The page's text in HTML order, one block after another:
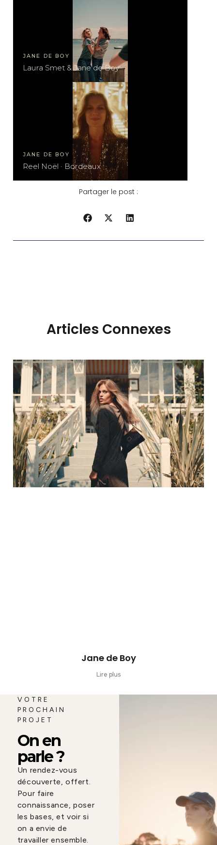
JANE DE BOY
Laura Smet & Jane de Boy
JANE DE BOY
Reel Noël · Bordeaux
Partager le post :
Articles Connexes
Jane de Boy
Lire plus
VOTRE
PROCHAIN
PROJET
On en
parle ?
Un rendez-vous
découverte, offert.
Pour faire
connaissance, poser
les bases, et voir si
on a envie de
travailler ensemble.